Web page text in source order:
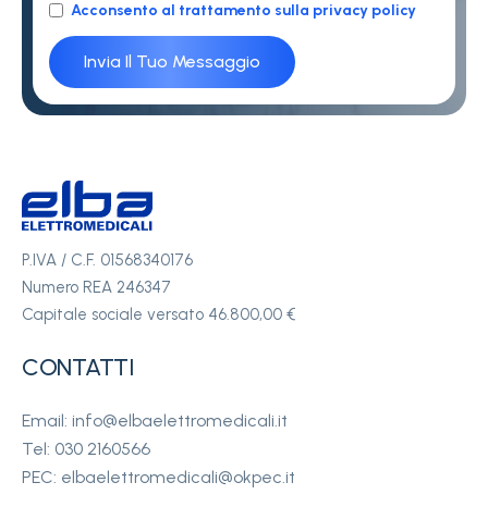
Acconsento al trattamento sulla privacy policy
P.IVA / C.F. 01568340176
Numero REA 246347
Capitale sociale versato 46.800,00 €
CONTATTI
Email: info@elbaelettromedicali.it
Tel: 030 2160566
PEC: elbaelettromedicali@okpec.it